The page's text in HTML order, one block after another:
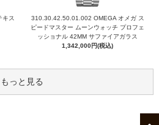
キス
310.30.42.50.01.002 OMEGA オメガ ス
ピードマスター ムーンウォッチ プロフェ
ッショナル 42MM サファイアガラス
1,342,000円(税込)
もっと見る